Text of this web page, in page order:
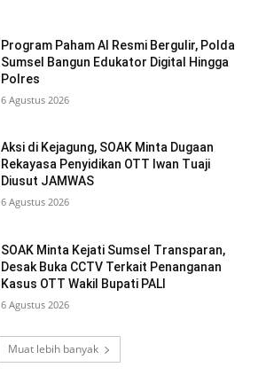
Program Paham AI Resmi Bergulir, Polda
Sumsel Bangun Edukator Digital Hingga
Polres
6 Agustus 2026
Aksi di Kejagung, SOAK Minta Dugaan
Rekayasa Penyidikan OTT Iwan Tuaji
Diusut JAMWAS
6 Agustus 2026
SOAK Minta Kejati Sumsel Transparan,
Desak Buka CCTV Terkait Penanganan
Kasus OTT Wakil Bupati PALI
6 Agustus 2026
Muat lebih banyak